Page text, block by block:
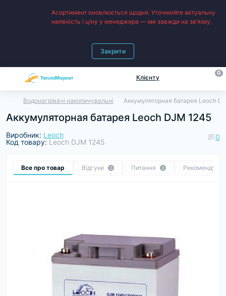
Асортимент оновлюється щодня. Уточнюйте актуальну
наявність і ціну у менеджера — ми завжди на зв’язку.
Закрити
Клієнту
0
Водонагрівачі накопичувальні Аккумуляторная батарея Leoch
Аккумуляторная батарея Leoch DJM 1245
Виробник: Leoch
Код товару: Leoch DJM 1245
0
Все про товар Відгуки 0 Питання 0